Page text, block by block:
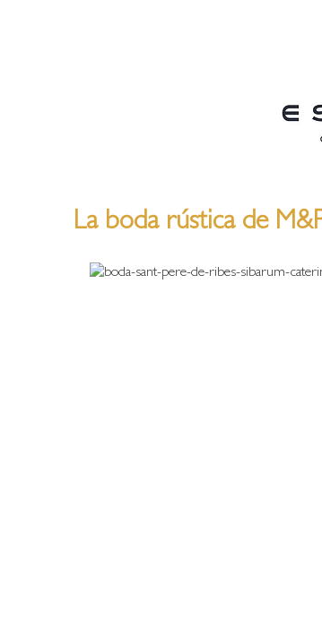
La boda rústica de